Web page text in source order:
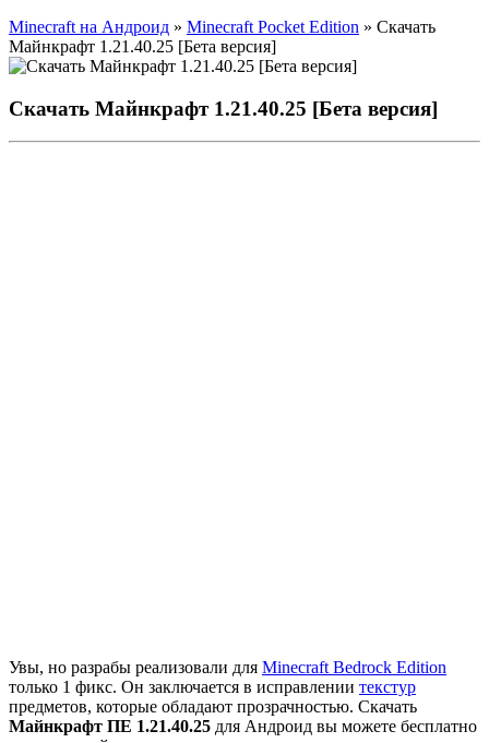
Minecraft на Андроид » Minecraft Pocket Edition » Скачать
Майнкрафт 1.21.40.25 [Бета версия]
Скачать Майнкрафт 1.21.40.25 [Бета версия]
Увы, но разрабы реализовали для Minecraft Bedrock Edition
только 1 фикс. Он заключается в исправлении текстур
предметов, которые обладают прозрачностью. Скачать
Майнкрафт ПЕ 1.21.40.25 для Андроид вы можете бесплатно